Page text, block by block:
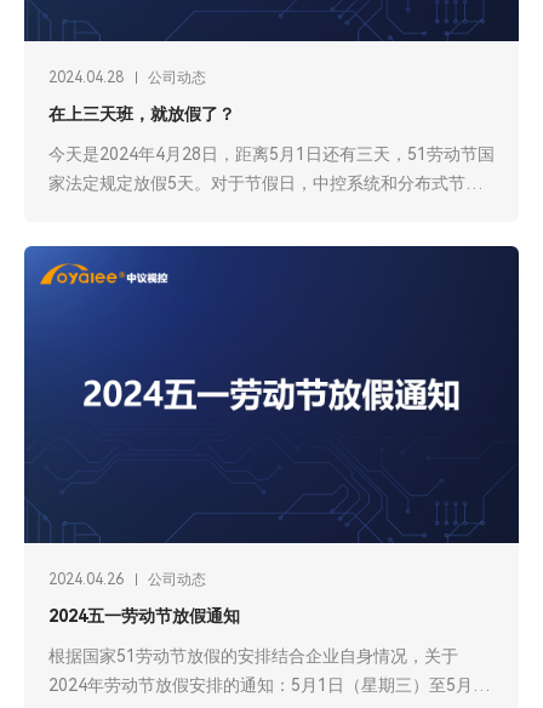
2024.04.28 公司动态
在上三天班，就放假了？
今天是2024年4月28日，距离5月1日还有三天，51劳动节国
家法定规定放假5天。对于节假日，中控系统和分布式节点
2024.04.26 公司动态
2024五一劳动节放假通知
根据国家51劳动节放假的安排结合企业自身情况，关于
2024年劳动节放假安排的通知：5月1日（星期三）至5月5